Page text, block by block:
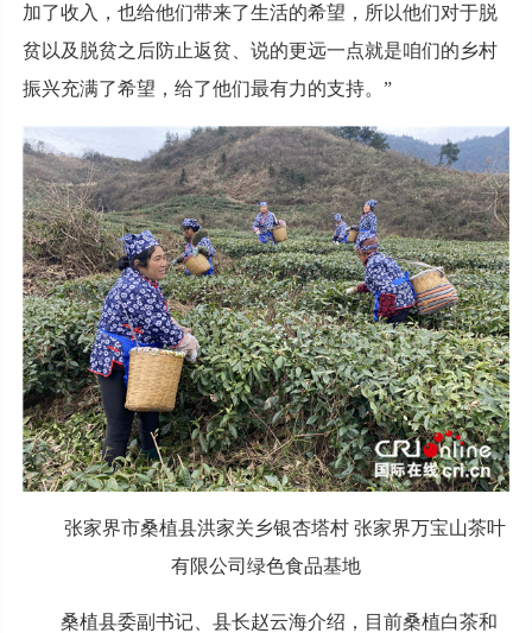
加了收入，也给他们带来了生活的希望，所以他们对于脱
贫以及脱贫之后防止返贫、说的更远一点就是咱们的乡村
振兴充满了希望，给了他们最有力的支持。”
张家界市桑植县洪家关乡银杏塔村 张家界万宝山茶叶
有限公司绿色食品基地
桑植县委副书记、县长赵云海介绍，目前桑植白茶和